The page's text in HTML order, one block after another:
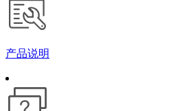
产品说明